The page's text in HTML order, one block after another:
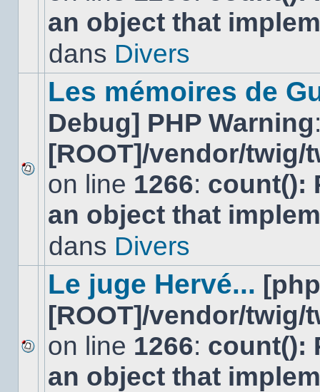
message
non-
dans
an object that
dans Divers
Aucun
nouveau
message
non-
dans
Les mémoires de
Debug] PHP Warning
[ROOT]/vendor/
on line 1266: count():
an object that
dans Divers
Aucun
nouveau
message
Le juge Hervé...
[ROOT]/vendor/
on line 1266: count():
an object that